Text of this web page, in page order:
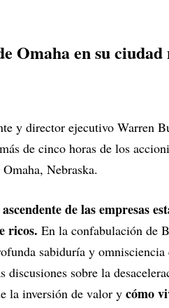
Omaha en su ciudad
y director ejecutivo Warren
de cinco horas de los
Nebraska.
de las empresas
ricos. En la confabulación de
sabiduría y
discusiones sobre la
la inversión de valor y cómo